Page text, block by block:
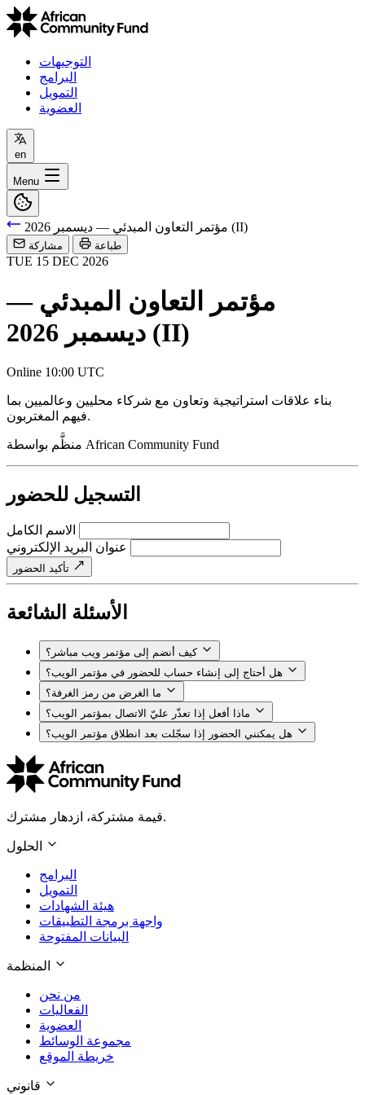
التوجيهات
البرامج
التمويل
العضوية
en
Menu
مؤتمر التعاون المبدئي — ديسمبر 2026 (II)
مشاركة طباعة
TUE 15 DEC 2026
مؤتمر التعاون المبدئي —
ديسمبر 2026 (II)
Online 10:00 UTC
بناء علاقات استراتيجية وتعاون مع شركاء محليين وعالميين بما
فيهم المغتربون.
African Community Fund
التسجيل للحضور
الاسم الكامل
عنوان البريد الإلكتروني
تأكيد الحضور
الأسئلة الشائعة
كيف أنضم إلى مؤتمر ويب مباشر؟
هل أحتاج إلى إنشاء حساب للحضور في مؤتمر الويب؟
ما الغرض من رمز الغرفة؟
ماذا أفعل إذا تعذّر عليّ الاتصال بمؤتمر الويب؟
هل يمكنني الحضور إذا سجّلت بعد انطلاق مؤتمر الويب؟
قيمة مشتركة، ازدهار مشترك.
الحلول
البرامج
التمويل
هيئة الشهادات
واجهة برمجة التطبيقات
البيانات المفتوحة
المنظمة
من نحن
الفعاليات
العضوية
مجموعة الوسائط
خريطة الموقع
قانوني